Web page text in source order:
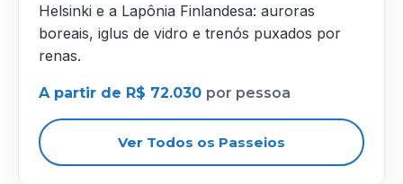
Helsinki e a Lapônia Finlandesa: auroras
boreais, iglus de vidro e trenós puxados por
renas.
A partir de R$ 72.030 por pessoa
Ver Todos os Passeios